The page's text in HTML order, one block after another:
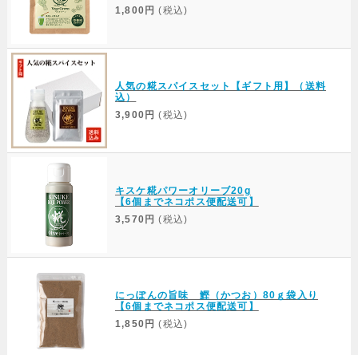
1,800円 (税込)
人気の糀スパイスセット【ギフト用】（送料
込）
3,900円 (税込)
キスケ糀パワーオリーブ20g
【6個までネコポス便配送可】
3,570円 (税込)
にっぽんの旨味 鰹（かつお）80ｇ袋入り
【6個までネコポス便配送可】
1,850円 (税込)